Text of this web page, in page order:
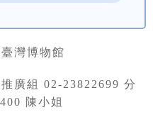
灣博物館
廣組 02-23822699 分
陳小姐